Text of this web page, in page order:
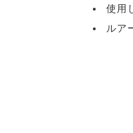
使用
ルア